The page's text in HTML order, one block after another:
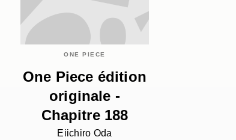
ONE PIECE
One Piece édition
originale -
Chapitre 188
Eiichiro Oda